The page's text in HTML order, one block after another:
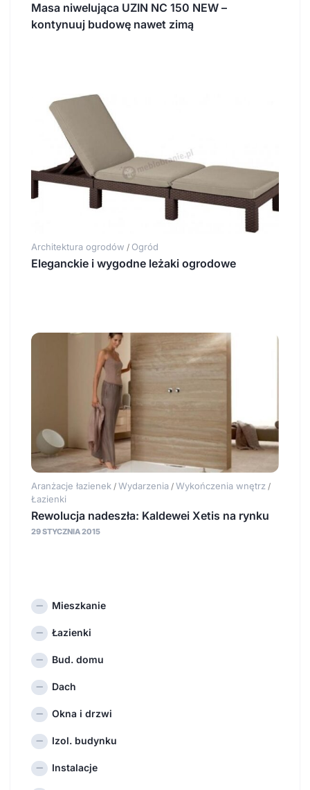
Masa niwelująca UZIN NC 150 NEW –
kontynuuj budowę nawet zimą
Architektura ogrodów / Ogród
Eleganckie i wygodne leżaki ogrodowe
Aranżacje łazienek / Wydarzenia / Wykończenia wnętrz /
Łazienki
Rewolucja nadeszła: Kaldewei Xetis na rynku
29 STYCZNIA 2015
Mieszkanie
Łazienki
Bud. domu
Dach
Okna i drzwi
Izol. budynku
Instalacje